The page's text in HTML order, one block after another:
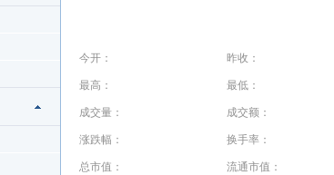
今开： 昨收：
最高： 最低：
成交量： 成交额：
涨跌幅： 换手率：
总市值： 流通市值：